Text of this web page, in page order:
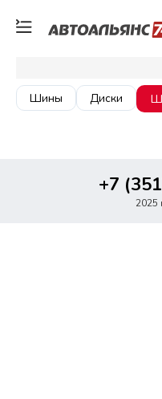
Шины Диски
+7
2025